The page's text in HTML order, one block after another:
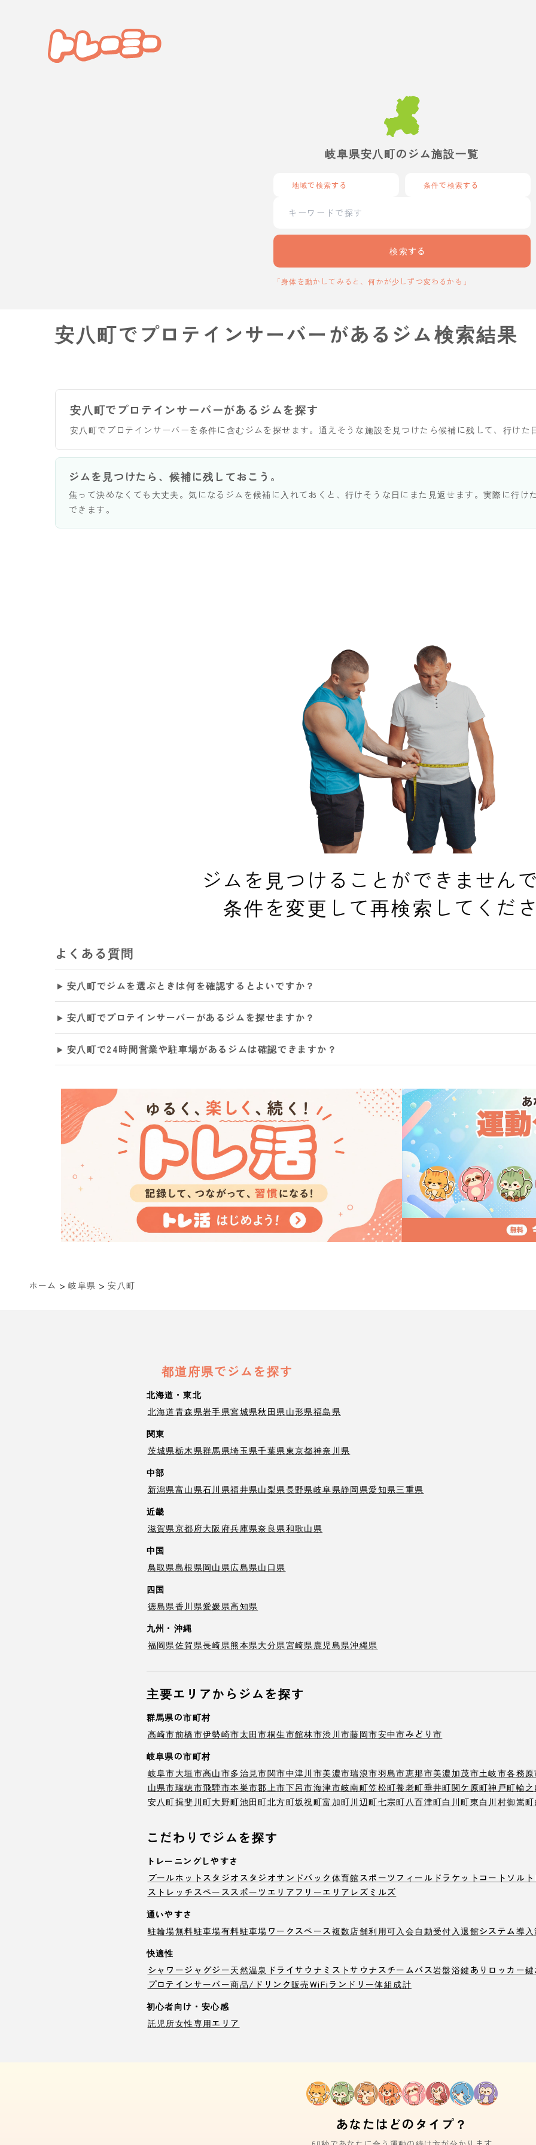
岐阜県安八町のジム施設一覧
地域で検索する 条件で検索する
検索する
「身体を動かしてみると、何かが少しずつ変わるかも」
安八町でプロテインサーバーがあるジム検索結果
安八町でプロテインサーバーがあるジムを探す
安八町でプロテインサーバーを条件に含むジムを探せます。通えそうな施設を見つけたら候補に残して、行けた
ジムを見つけたら、候補に残しておこう。
焦って決めなくても大丈夫。気になるジムを候補に入れておくと、行けそうな日にまた見返せます。実際に行け
できます。
ジムを見つけることができませんで
条件を変更して再検索してくださ
よくある質問
安八町でジムを選ぶときは何を確認するとよいですか？
安八町でプロテインサーバーがあるジムを探せますか？
安八町で24時間営業や駐車場があるジムは確認できますか？
ホーム > 岐阜県 > 安八町
都道府県でジムを探す
北海道・東北
北海道青森県岩手県宮城県秋田県山形県福島県
関東
茨城県栃木県群馬県埼玉県千葉県東京都神奈川県
中部
新潟県富山県石川県福井県山梨県長野県岐阜県静岡県愛知県三重県
近畿
滋賀県京都府大阪府兵庫県奈良県和歌山県
中国
鳥取県島根県岡山県広島県山口県
四国
徳島県香川県愛媛県高知県
九州・沖縄
福岡県佐賀県長崎県熊本県大分県宮崎県鹿児島県沖縄県
主要エリアからジムを探す
群馬県の市町村
高崎市前橋市伊勢崎市太田市桐生市館林市渋川市藤岡市安中市みどり市
岐阜県の市町村
岐阜市大垣市高山市多治見市関市中津川市美濃市瑞浪市羽島市恵那市美濃加茂市土岐市各務原
山県市瑞穂市飛騨市本巣市郡上市下呂市海津市岐南町笠松町養老町垂井町関ケ原町神戸町輪
安八町揖斐川町大野町池田町北方町坂祝町富加町川辺町七宗町 八百津町白川町東白川村御嵩町
こだわりでジムを探す
トレーニングしやすさ
プールホットスタジオ スタジオサンドバック 体育館スポーツフィールド ラケットコート ソル
ストレッチスペーススポーツエリア フリーエリア レズミルズ
通いやすさ
駐輪場無料駐車場有料駐車場 ワークスペース複数店舗利用可入会自動受付 入退館システム導入
快適性
シャワージャグジー天然温泉 ドライサウナ ミストサウナ スチームバス岩盤浴鍵ありロッカー
プロテインサーバー商品/ドリンク販売WiFi ランドリー体組成計
初心者向け・安心感
託児所女性専用エリア
あなたはどのタイプ？